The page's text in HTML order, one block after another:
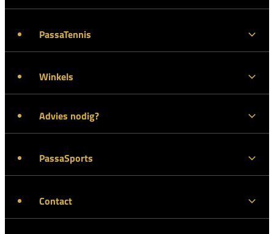
PassaTennis
Winkels
Advies nodig?
PassaSports
Contact